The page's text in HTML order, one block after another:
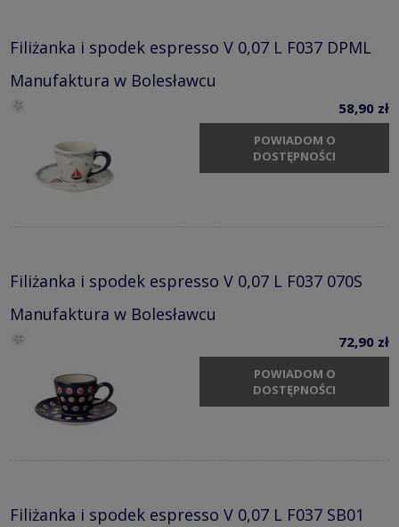
Filiżanka i spodek espresso V 0,07 L F037 DPML
Manufaktura w Bolesławcu
58,90 zł
POWIADOM O
DOSTĘPNOŚCI
Filiżanka i spodek espresso V 0,07 L F037 070S
Manufaktura w Bolesławcu
72,90 zł
POWIADOM O
DOSTĘPNOŚCI
Filiżanka i spodek espresso V 0,07 L F037 SB01